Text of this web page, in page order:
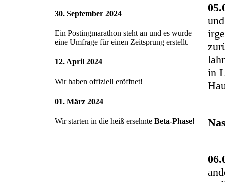
30. September 2024
Ein Postingmarathon steht an und es wurde
eine Umfrage für einen Zeitsprung erstellt.
12. April 2024
Wir haben offiziell eröffnet!
01. März 2024
Wir starten in die heiß ersehnte Beta-Phase!
in